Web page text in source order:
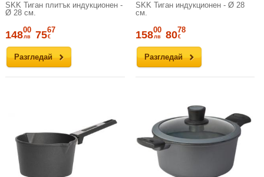
SKK Тиган плитък индукционен -
Ø 28 см.
Разгледай
14800
лв 7567
€
SKK Тиган индукционен - Ø 28
см.
Разгледай
15800
лв 8078
€